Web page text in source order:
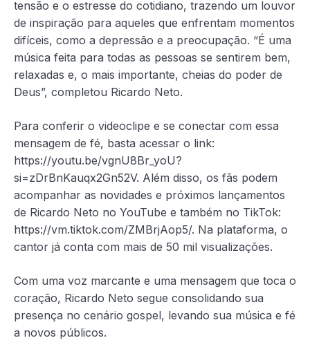
tensão e o estresse do cotidiano, trazendo um louvor
de inspiração para aqueles que enfrentam momentos
difíceis, como a depressão e a preocupação. “É uma
música feita para todas as pessoas se sentirem bem,
relaxadas e, o mais importante, cheias do poder de
Deus”, completou Ricardo Neto.
Para conferir o videoclipe e se conectar com essa
mensagem de fé, basta acessar o link:
https://youtu.be/vgnU8Br_yoU?
si=zDrBnKauqx2Gn52V. Além disso, os fãs podem
acompanhar as novidades e próximos lançamentos
de Ricardo Neto no YouTube e também no TikTok:
https://vm.tiktok.com/ZMBrjAop5/. Na plataforma, o
cantor já conta com mais de 50 mil visualizações.
Com uma voz marcante e uma mensagem que toca o
coração, Ricardo Neto segue consolidando sua
presença no cenário gospel, levando sua música e fé
a novos públicos.